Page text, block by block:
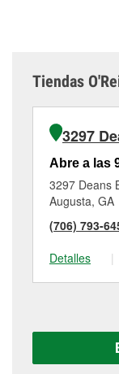
Tiendas
3297
Abre a las
3297 Deans
Augusta, GA
(706) 793-
Detalles
|